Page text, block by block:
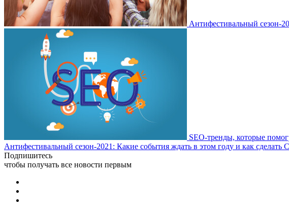
Антифестивальный сезон-
SEO-тренды, которые
Антифестивальный сезон-2021: Какие события ждать в этом году и как сделать
Подпишитесь
чтобы получать все новости первым